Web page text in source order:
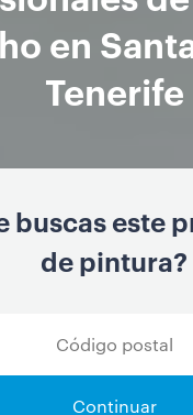
en
Tenerife
buscas este
de pintura?
Continuar